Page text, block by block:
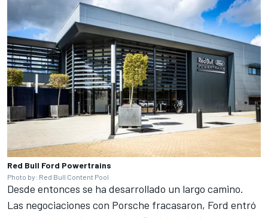
Red Bull Ford Powertrains
Photo by: Red Bull Content Pool
Desde entonces se ha desarrollado un largo camino.
Las negociaciones con Porsche fracasaron, Ford entró